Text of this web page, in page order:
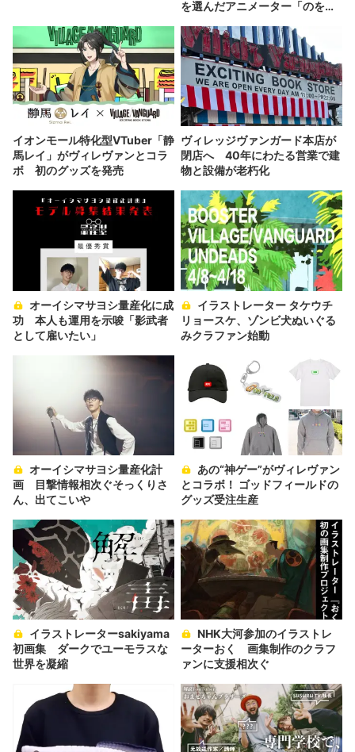
を選んだアニメーター「のを
イオンモール特化型VTuber「静
馬レイ」がヴィレヴァンとコラ
ボ 初のグッズを発売
ヴィレッジヴァンガード本店が
閉店へ 40年にわたる営業で建
物と設備が老朽化
功 本人も運用を示唆「影武者
として雇いたい」
リョースケ、ゾンビ犬ぬいぐる
みクラファン始動
画 目撃情報相次ぐそっくりさ
ん、出てこいや
とコラボ！ ゴッドフィールドの
グッズ受注生産
初画集 ダークでユーモラスな
世界を凝縮
ーターおく 画集制作のクラフ
ァンに支援相次ぐ